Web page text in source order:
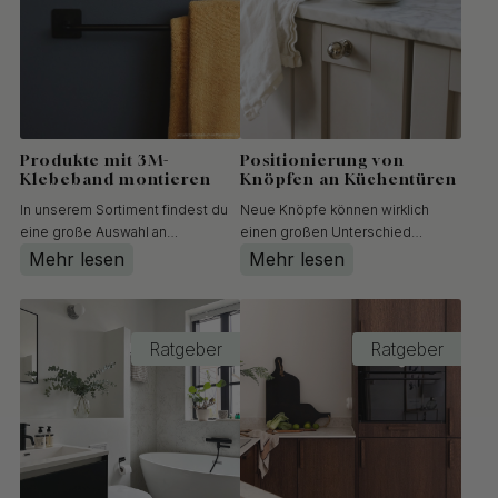
glatten Oberflächen befe...
Produkte mit 3M-
Klebeband montieren
In unserem Sortiment findest du
eine große Auswahl an
Badaccessoires, die mit 3M-
Vorteile liegen auf der Hand! Du
sparst dir das Bohren und hältst
deine Wände unversehrt –
gleichzeitig kannst du dein Bad
flexi...
Mehr lesen
Positionierung von
Knöpfen an Küchentüren
Neue Knöpfe können wirklich
einen großen Unterschied
machen, und sie zu montieren
entscheiden, wo sie genau sitzen
sollen, ist nicht immer ganz
einfach. Es soll gut aussehen,
einheitlich wirken und im Alltag
Mehr lesen
Ratgeber Ratgeber